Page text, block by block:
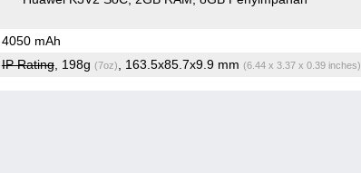
4050 mAh
IP Rating, 198g (7oz) , 163.5x85.7x9.9 mm (6.44 x 3.37 x 0.39 inches)